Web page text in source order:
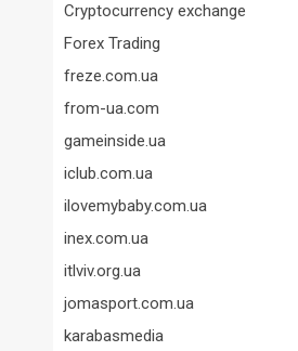
Cryptocurrency exchange
Forex Trading
freze.com.ua
from-ua.com
gameinside.ua
iclub.com.ua
ilovemybaby.com.ua
inex.com.ua
itlviv.org.ua
jomasport.com.ua
karabasmedia